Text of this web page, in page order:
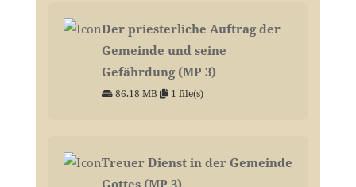
Der priesterliche Auftrag der
Gemeinde und seine
Gefährdung (MP 3)
86.18 MB 1 file(s)
Treuer Dienst in der Gemeinde
Gottes (MP 3)